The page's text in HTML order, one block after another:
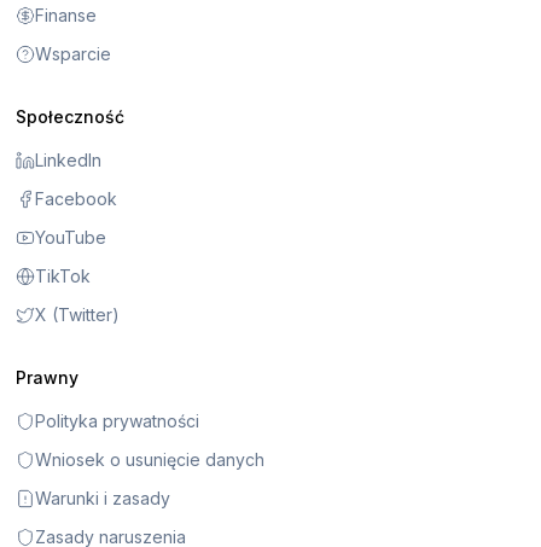
Finanse
Wsparcie
Społeczność
LinkedIn
Facebook
YouTube
TikTok
X (Twitter)
Prawny
Polityka prywatności
Wniosek o usunięcie danych
Warunki i zasady
Zasady naruszenia